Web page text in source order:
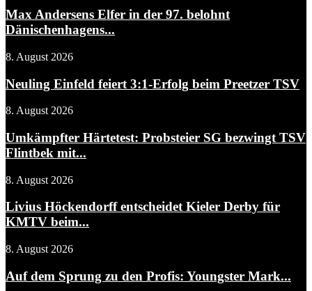
Max Andersens Elfer in der 97. belohnt
Dänischenhagens...
8. August 2026
Neuling Einfeld feiert 3:1-Erfolg beim Preetzer TSV
8. August 2026
Umkämpfter Härtetest: Probsteier SG bezwingt TSV
Flintbek mit...
8. August 2026
Livius Höckendorff entscheidet Kieler Derby für
KMTV beim...
8. August 2026
Auf dem Sprung zu den Profis: Youngster Mark...